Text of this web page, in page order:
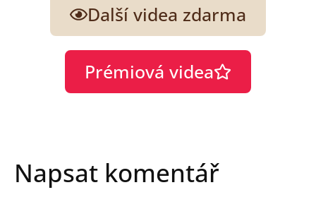
Další videa zdarma
Prémiová videa
Napsat komentář